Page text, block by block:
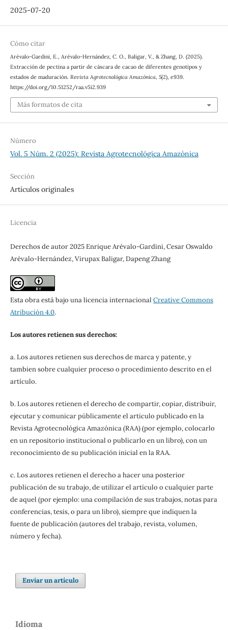
2025-07-20
Cómo citar
Arévalo-Gardini, E., Arévalo-Hernández, C. O., Baligar, V., & Zhang, D. (2025).
Extracción de pectina a partir de cáscara de cacao de diferentes genotipos y
estados de maduración. Revista Agrotecnológica Amazónica, 5(2), e939.
https://doi.org/10.51252/raa.v5i2.939
Más formatos de cita
Número
Vol. 5 Núm. 2 (2025): Revista Agrotecnológica Amazónica
Sección
Artículos originales
Licencia
Derechos de autor 2025 Enrique Arévalo-Gardini, Cesar Oswaldo
Arévalo-Hernández, Virupax Baligar, Dapeng Zhang
Esta obra está bajo una licencia internacional Creative Commons
Atribución 4.0.
Los autores retienen sus derechos:
a. Los autores retienen sus derechos de marca y patente, y
tambien sobre cualquier proceso o procedimiento descrito en el
artículo.
b. Los autores retienen el derecho de compartir, copiar, distribuir,
ejecutar y comunicar públicamente el articulo publicado en la
Revista Agrotecnológica Amazónica (RAA) (por ejemplo, colocarlo
en un repositorio institucional o publicarlo en un libro), con un
reconocimiento de su publicación inicial en la RAA.
c. Los autores retienen el derecho a hacer una posterior
publicación de su trabajo, de utilizar el artículo o cualquier parte
de aquel (por ejemplo: una compilación de sus trabajos, notas para
conferencias, tesis, o para un libro), siempre que indiquen la
fuente de publicación (autores del trabajo, revista, volumen,
número y fecha).
Enviar un artículo
Idioma